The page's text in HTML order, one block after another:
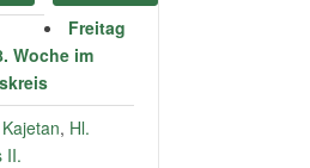
Freitag
Woche im
, Hl.
II.